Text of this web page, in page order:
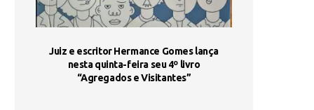
Juiz e escritor Hermance Gomes lança
nesta quinta-feira seu 4º livro
“Agregados e Visitantes”